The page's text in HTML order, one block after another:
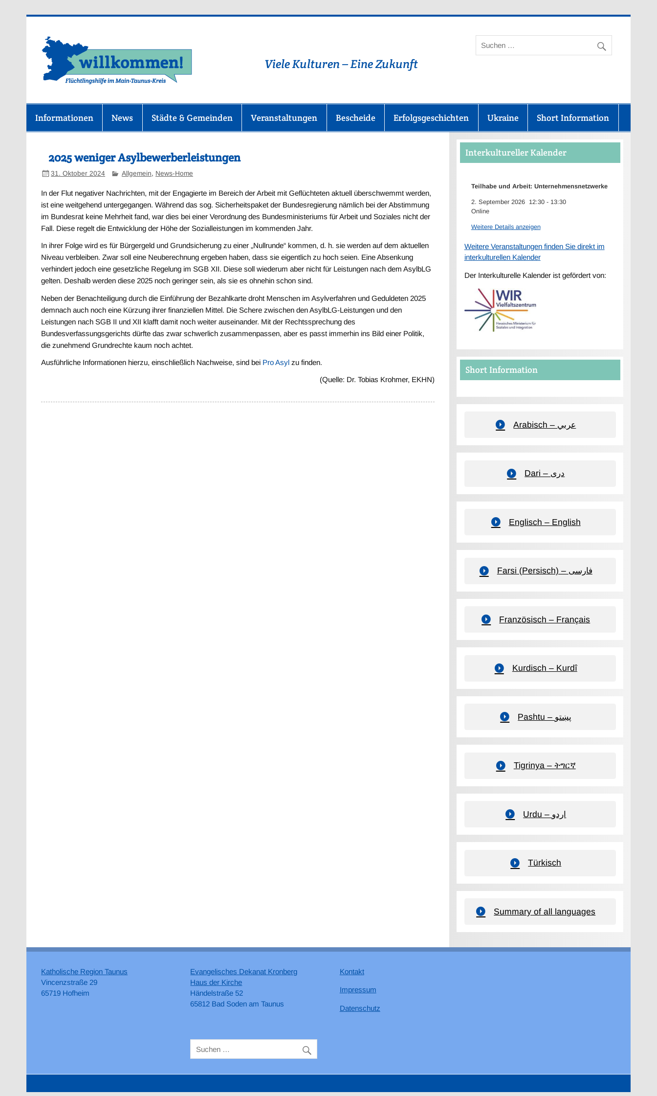
Flüchtlingshilfe-im-Main-Taunus-Kreis
Viele Kulturen – Eine Zukunft
Informationen News Städte & Gemeinden Veranstaltungen Bescheide Erfolgsgeschichten Ukraine Short Information
2025 weniger Asylbewerberleistungen
31. Oktober 2024 Allgemein, News-Home
In der Flut negativer Nachrichten, mit der Engagierte im Bereich der Arbeit mit Geflüchteten aktuell überschwemmt werden,
ist eine weitgehend untergegangen. Während das sog. Sicherheitspaket der Bundesregierung nämlich bei der Abstimmung
im Bundesrat keine Mehrheit fand, war dies bei einer Verordnung des Bundesministeriums für Arbeit und Soziales nicht der
Fall. Diese regelt die Entwicklung der Höhe der Sozialleistungen im kommenden Jahr.
In ihrer Folge wird es für Bürgergeld und Grundsicherung zu einer „Nullrunde“ kommen, d. h. sie werden auf dem aktuellen
Niveau verbleiben. Zwar soll eine Neuberechnung ergeben haben, dass sie eigentlich zu hoch seien. Eine Absenkung
verhindert jedoch eine gesetzliche Regelung im SGB XII. Diese soll wiederum aber nicht für Leistungen nach dem AsylbLG
gelten. Deshalb werden diese 2025 noch geringer sein, als sie es ohnehin schon sind.
Neben der Benachteiligung durch die Einführung der Bezahlkarte droht Menschen im Asylverfahren und Geduldeten 2025
demnach auch noch eine Kürzung ihrer finanziellen Mittel. Die Schere zwischen den AsylbLG-Leistungen und den
Leistungen nach SGB II und XII klafft damit noch weiter auseinander. Mit der Rechtssprechung des
Bundesverfassungsgerichts dürfte das zwar schwerlich zusammenpassen, aber es passt immerhin ins Bild einer Politik,
die zunehmend Grundrechte kaum noch achtet.
Ausführliche Informationen hierzu, einschließlich Nachweise, sind bei Pro Asyl zu finden.
(Quelle: Dr. Tobias Krohmer, EKHN)
Interkultureller Kalender
Teilhabe und Arbeit: Unternehmensnetzwerke
2. September 2026 12:30- 13:30
Online
Weitere Details anzeigen
Weitere Veranstaltungen finden Sie direkt im
interkulturellen Kalender
Der Interkulturelle Kalender ist gefördert von:
Short Information
Arabisch – عربي
Dari – دری
Englisch – English
Farsi (Persisch) – فارسی
Französisch – Français
Kurdisch – Kurdî
Pashtu – پښتو
Tigrinya – ትግርኛ
Urdu – اردو
Türkisch
Summary of all languages
Katholische Region Taunus
Vincenzstraße 29
65719 Hofheim
Evangelisches Dekanat Kronberg
Haus der Kirche
Händelstraße 52
65812 Bad Soden am Taunus
Kontakt
Impressum
Datenschutz